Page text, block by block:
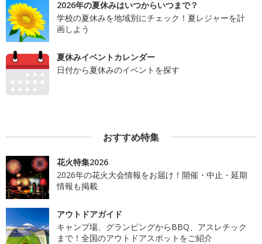
2026年の夏休みはいつからいつまで？
学校の夏休みを地域別にチェック！夏レジャーを計
画しよう
夏休みイベントカレンダー
日付から夏休みのイベントを探す
おすすめ特集
花火特集2026
2026年の花火大会情報をお届け！開催・中止・延期
情報も掲載
アウトドアガイド
キャンプ場、グランピングからBBQ、アスレチック
まで！全国のアウトドアスポットをご紹介